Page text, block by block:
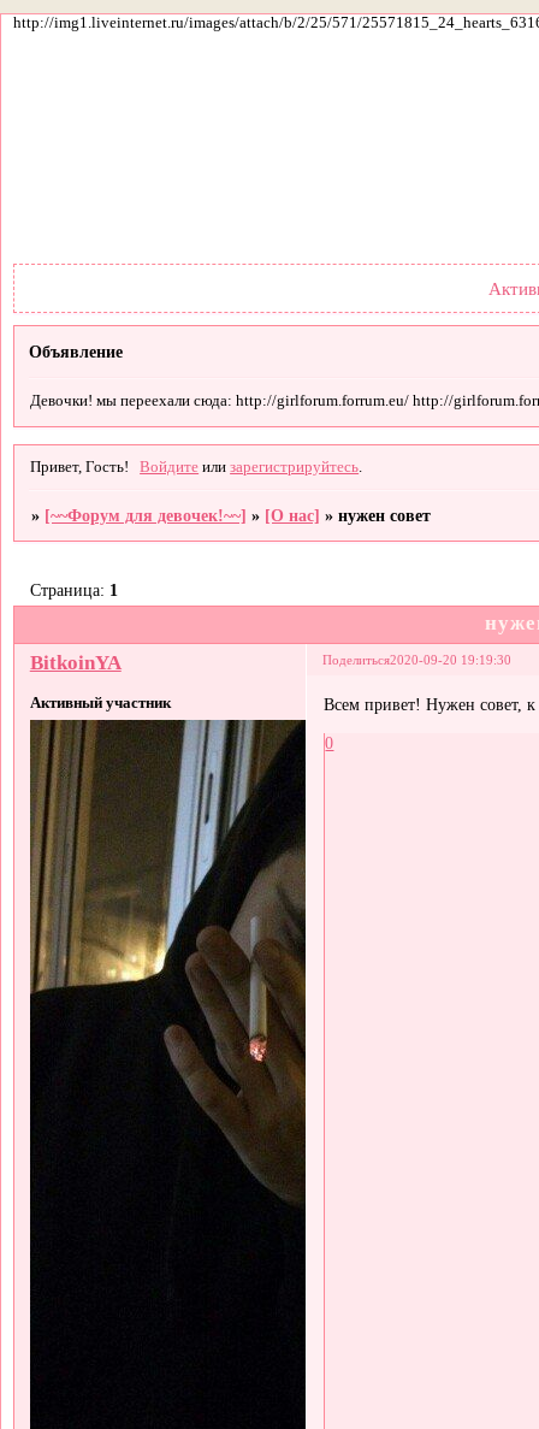
http://img1.liveinternet.ru/images/attach/b/2/25/571/
Объявление
Девочки! мы переехали сюда: http://girlforum.forrum.eu/ http://
Привет, Гость! Войдите илизарегистрируйтесь
» [~~Форум для девочек!~~] » [О нас] »нужен совет
Страница: 1
Поделиться2020-09-20 19:19:30
BitkoinYA
Активный участник Всем привет! Нужен совет, к
0